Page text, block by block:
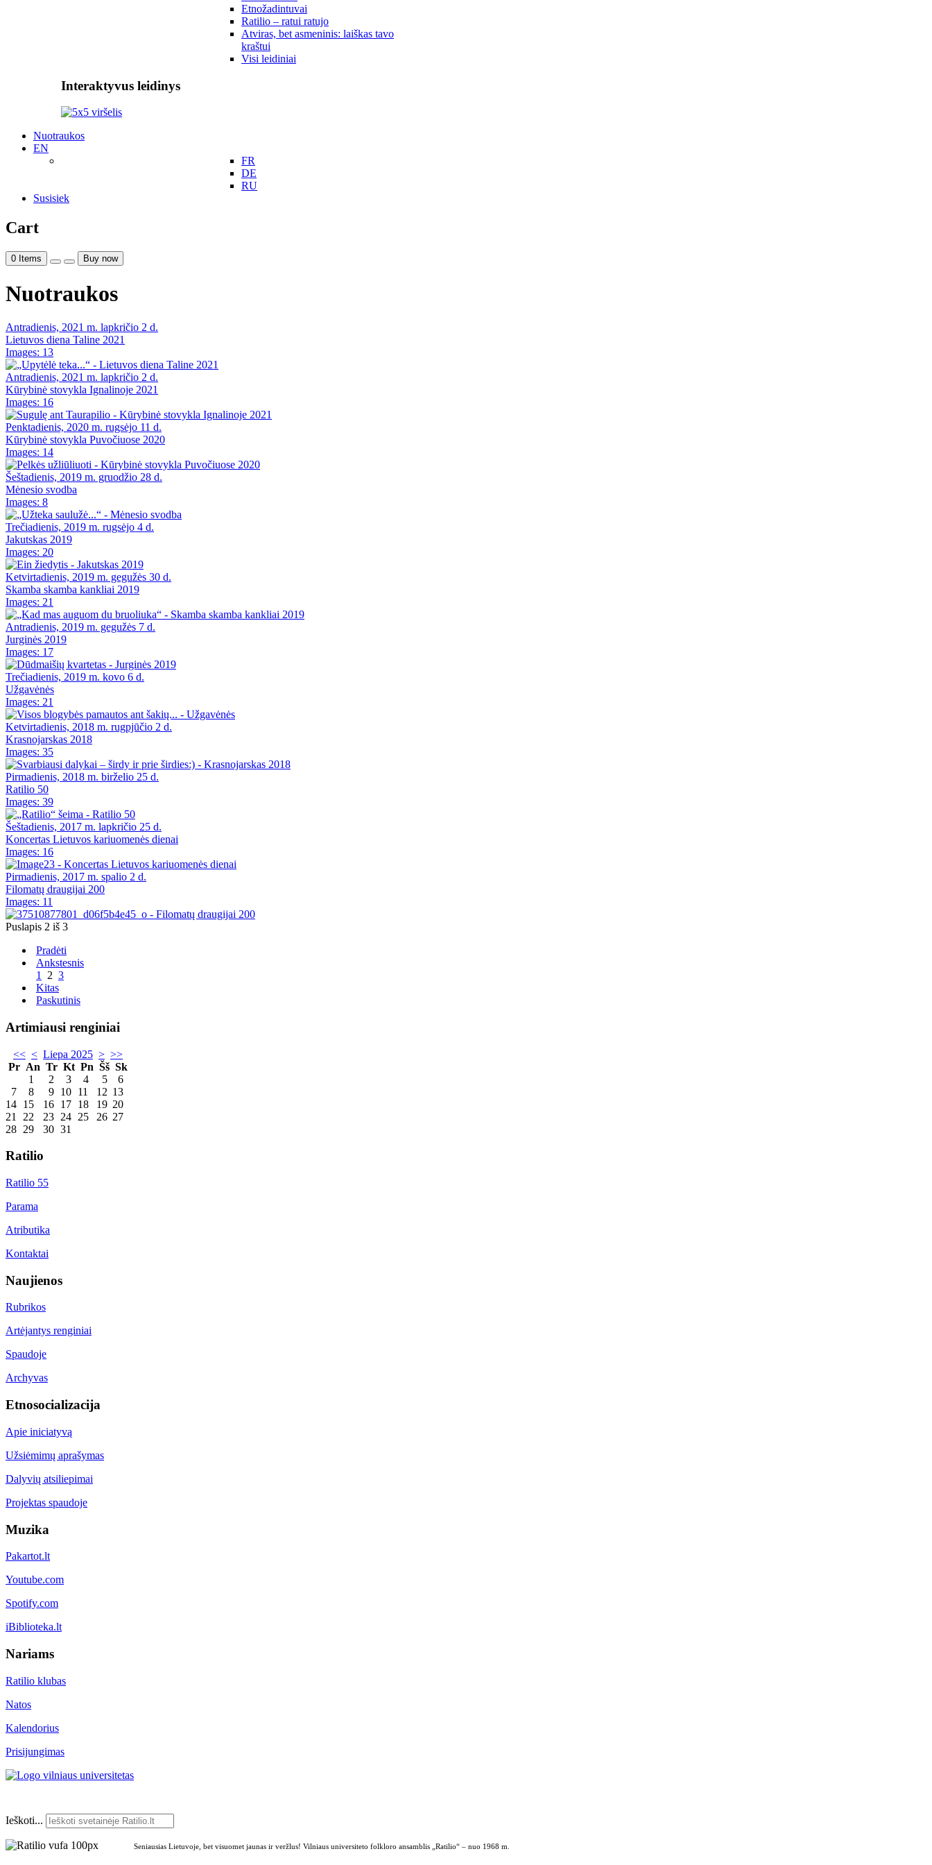
Etnožadintuvai
Ratilio – ratui ratujo
Atviras, bet asmeninis: laiškas tavo
kraštui
Visi leidiniai
Interaktyvus leidinys
Nuotraukos
EN
FR
DE
RU
Susisiek
Cart
0 Items Buy now
Nuotraukos
Antradienis, 2021 m. lapkričio 2 d.
Lietuvos diena Taline 2021
Images: 13
Antradienis, 2021 m. lapkričio 2 d.
Kūrybinė stovykla Ignalinoje 2021
Images: 16
Penktadienis, 2020 m. rugsėjo 11 d.
Kūrybinė stovykla Puvočiuose 2020
Images: 14
Šeštadienis, 2019 m. gruodžio 28 d.
Mėnesio svodba
Images: 8
Trečiadienis, 2019 m. rugsėjo 4 d.
Jakutskas 2019
Images: 20
Ketvirtadienis, 2019 m. gegužės 30 d.
Skamba skamba kankliai 2019
Images: 21
Antradienis, 2019 m. gegužės 7 d.
Jurginės 2019
Images: 17
Trečiadienis, 2019 m. kovo 6 d.
Užgavėnės
Images: 21
Ketvirtadienis, 2018 m. rugpjūčio 2 d.
Krasnojarskas 2018
Images: 35
Pirmadienis, 2018 m. birželio 25 d.
Ratilio 50
Images: 39
Šeštadienis, 2017 m. lapkričio 25 d.
Koncertas Lietuvos kariuomenės dienai
Images: 16
Pirmadienis, 2017 m. spalio 2 d.
Filomatų draugijai 200
Images: 11
Puslapis 2 iš 3
Pradėti
Ankstesnis
1
2 3
Kitas
Paskutinis
Artimiausi renginiai
<< < Liepa 2025 > >>
Pr An Tr Kt Pn Šš Sk
1
2 3 4 5
6
7
8 9 10 11 12 13
14 15 16 17 18 19 20
21
22 23 24 25 26 27
28 29 30 31
Ratilio
Ratilio 55
Parama
Atributika
Kontaktai
Naujienos
Rubrikos
Artėjantys renginiai
Spaudoje
Archyvas
Etnosocializacija
Apie iniciatyvą
Užsiėmimų aprašymas
Dalyvių atsiliepimai
Projektas spaudoje
Muzika
Pakartot.lt
Youtube.com
Spotify.com
iBiblioteka.lt
Nariams
Ratilio klubas
Natos
Kalendorius
Prisijungimas
Ieškoti...
Seniausias Lietuvoje, bet visuomet jaunas ir veržlus! Vilniaus universiteto folkloro ansamblis „Ratilio“ – nuo 1968 m.